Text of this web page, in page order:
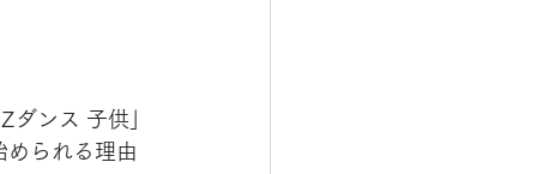
ンス 子供」
められる理由